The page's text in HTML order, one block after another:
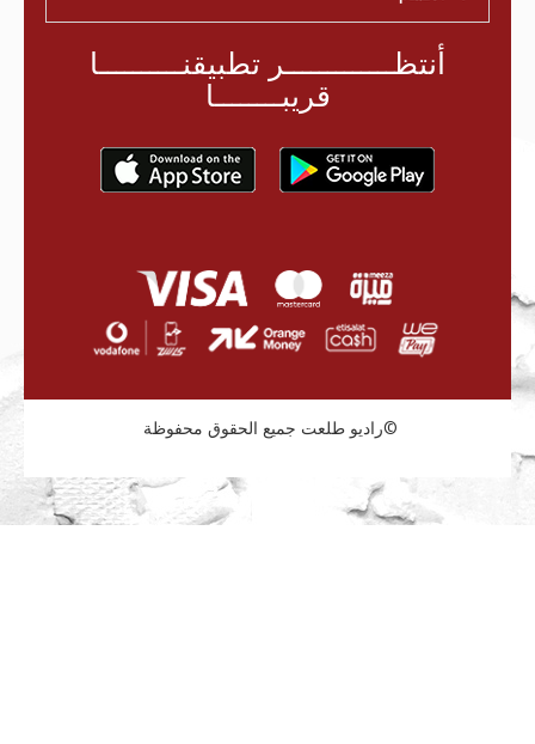
أنتظـــــــــــــر تطبيقنــــــــــا
قريبــــــــا
راديو طلعت جميع الحقوق محفوظة©